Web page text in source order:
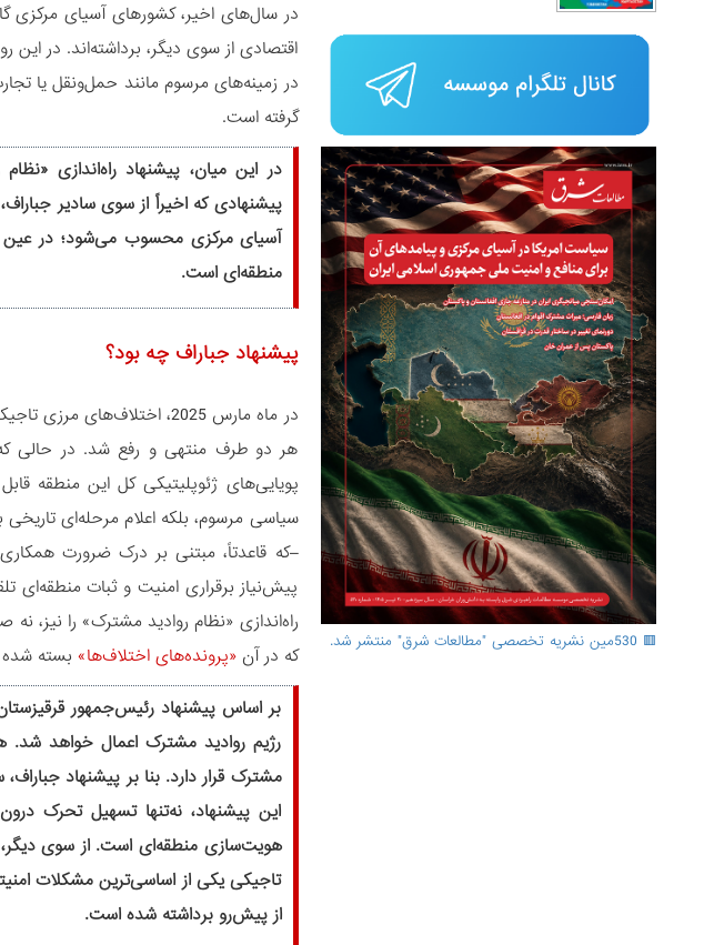
در سال‌های اخیر، کشورهای آسیای
اقتصادی از سوی دیگر، برداشته‌اند. در این
در زمینه‌های مرسوم مانند حمل‌ونقل یا
گرفته است.
در این میان، پیشنهاد راه‌اندازی
آسیای مرکزی محسوب می‌شود؛ در عین
منطقه‌ای است.
پیشنهاد جباراف چه بود؟
در ماه مارس 2025،
هر دو طرف منتهی و رفع شد. در حالی که
پویایی‌های ژئوپلیتیکی کل این منطقه
سیاسی مرسوم، بلکه اعلام مرحله‌ای
–که قاعدتاً، مبتنی بر درک ضرورت
پیش‌نیاز برقراری امنیت و ثبات
راه‌اندازی «نظام روادید مشترک» را نیز،
که در آن«پرونده‌های اختلاف‌ها» بسته
بر اساس پیشنهاد رئیس‌جمهور
رژیم روادید مشترک اعمال خواهد شد.
مشترک قرار دارد. بنا بر پیشنهاد
این پیشنهاد، نه‌تنها تسهیل تحرک
هویت‌سازی منطقه‌ای است. از سوی دیگر،
تاجیکی یکی از اساسی‌ترین مشکلات
از پیش‌رو برداشته شده است.
🟥 530مین نشریه تخصصی "مطالعات شرق" منتشر شد.